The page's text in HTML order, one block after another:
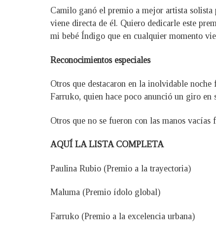
Camilo ganó el premio a mejor artista
viene directa de él. Quiero dedicarle este
mi bebé Índigo que en cualquier momento
Reconocimientos especiales
Otros que destacaron en la inolvidable
Farruko, quien hace poco anunció un giro
Otros que no se fueron con las manos
AQUÍ LA LISTA COMPLETA
Paulina Rubio (Premio a la trayectoria)
Maluma (Premio ídolo global)
Farruko (Premio a la excelencia urbana)